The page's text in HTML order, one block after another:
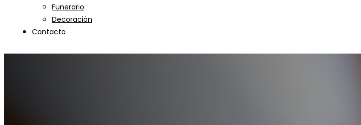
Funerario
Decoración
Contacto